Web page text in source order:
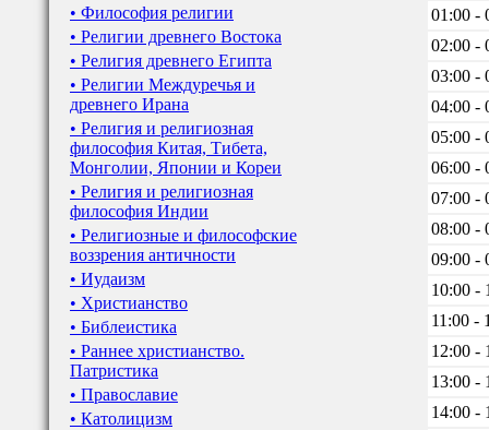
• Философия религии
• Религии древнего Востока
• Религия древнего Египта
• Религии Междуречья и
древнего Ирана
• Религия и религиозная
философия Китая, Тибета,
Монголии, Японии и Кореи
• Религия и религиозная
философия Индии
• Религиозные и философские
воззрения античности
• Иудаизм
• Христианство
• Библеистика
• Раннее христианство.
Патристика
• Православие
• Католицизм
01:00 -
02:00 -
03:00 -
04:00 -
05:00 -
06:00 -
07:00 -
08:00 -
09:00 -
10:00 -
11:00 -
12:00 -
13:00 -
14:00 -